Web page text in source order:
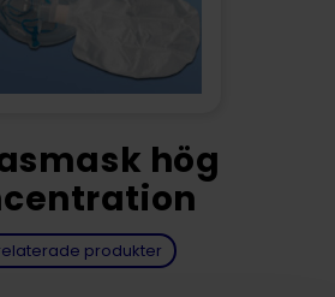
hög
produkter